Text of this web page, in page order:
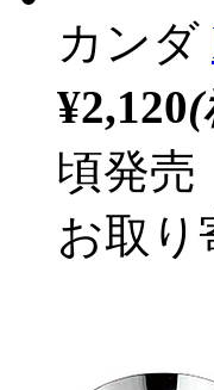
カンダ
¥2,120
頃発売
お取り